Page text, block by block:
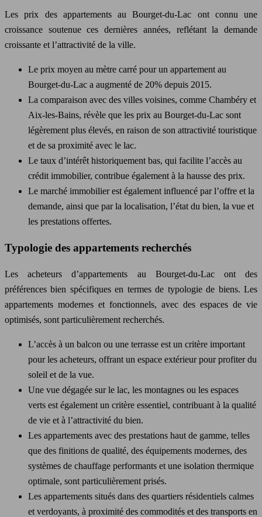
Les prix des appartements au Bourget-du-Lac ont connu une
croissance soutenue ces dernières années, reflétant la demande
croissante et l’attractivité de la ville.
Le prix moyen au mètre carré pour un appartement au
Bourget-du-Lac a augmenté de 20% depuis 2015.
La comparaison avec des villes voisines, comme Chambéry et
Aix-les-Bains, révèle que les prix au Bourget-du-Lac sont
légèrement plus élevés, en raison de son attractivité touristique
et de sa proximité avec le lac.
Le taux d’intérêt historiquement bas, qui facilite l’accès au
crédit immobilier, contribue également à la hausse des prix.
Le marché immobilier est également influencé par l’offre et la
demande, ainsi que par la localisation, l’état du bien, la vue et
les prestations offertes.
Typologie des appartements recherchés
Les acheteurs d’appartements au Bourget-du-Lac ont des
préférences bien spécifiques en termes de typologie de biens. Les
appartements modernes et fonctionnels, avec des espaces de vie
optimisés, sont particulièrement recherchés.
L’accès à un balcon ou une terrasse est un critère important
pour les acheteurs, offrant un espace extérieur pour profiter du
soleil et de la vue.
Une vue dégagée sur le lac, les montagnes ou les espaces
verts est également un critère essentiel, contribuant à la qualité
de vie et à l’attractivité du bien.
Les appartements avec des prestations haut de gamme, telles
que des finitions de qualité, des équipements modernes, des
systèmes de chauffage performants et une isolation thermique
optimale, sont particulièrement prisés.
Les appartements situés dans des quartiers résidentiels calmes
et verdoyants, à proximité des commodités et des transports en